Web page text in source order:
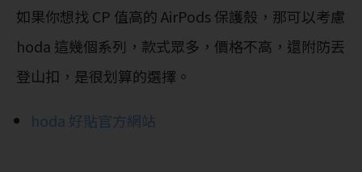
如果你想找 CP 值高的 AirPods 保護殼，那可以考慮
hoda 這幾個系列，款式眾多，價格不高，還附防丟
登山扣，是很划算的選擇。
hoda 好貼官方網站